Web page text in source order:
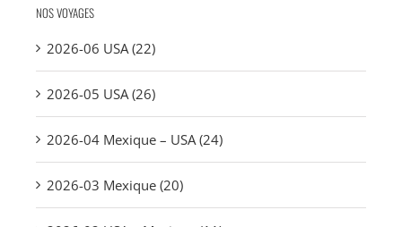
NOS VOYAGES
2026-06 USA (22)
2026-05 USA (26)
2026-04 Mexique – USA (24)
2026-03 Mexique (20)